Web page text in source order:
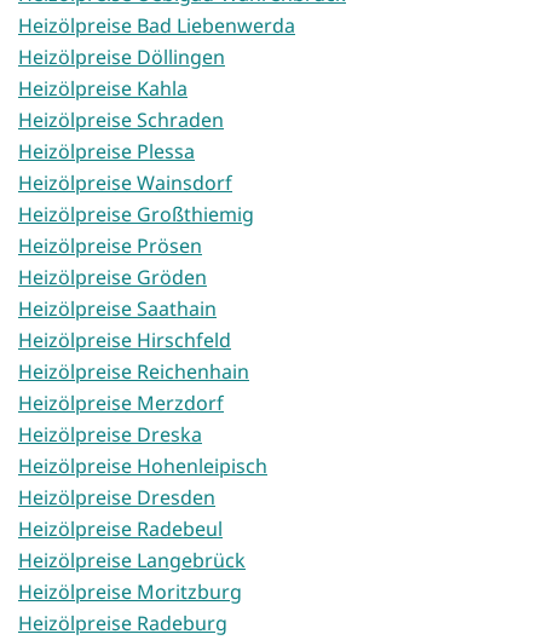
Heizölpreise Bad Liebenwerda
Heizölpreise Döllingen
Heizölpreise Kahla
Heizölpreise Schraden
Heizölpreise Plessa
Heizölpreise Wainsdorf
Heizölpreise Großthiemig
Heizölpreise Prösen
Heizölpreise Gröden
Heizölpreise Saathain
Heizölpreise Hirschfeld
Heizölpreise Reichenhain
Heizölpreise Merzdorf
Heizölpreise Dreska
Heizölpreise Hohenleipisch
Heizölpreise Dresden
Heizölpreise Radebeul
Heizölpreise Langebrück
Heizölpreise Moritzburg
Heizölpreise Radeburg